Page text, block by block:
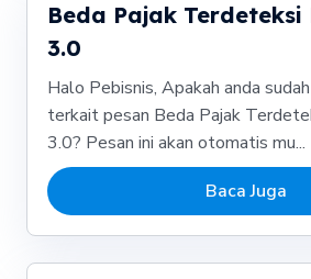
Beda Pajak Terdeteksi
3.0
Halo Pebisnis, Apakah anda
terkait pesan Beda Pajak
3.0? Pesan ini akan otomatis mu...
Baca Juga